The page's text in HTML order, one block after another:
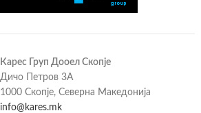
Карес Груп Дооел Скопје
Дичо Петров 3А
1000 Скопје, Северна Македонија
info@kares.mk